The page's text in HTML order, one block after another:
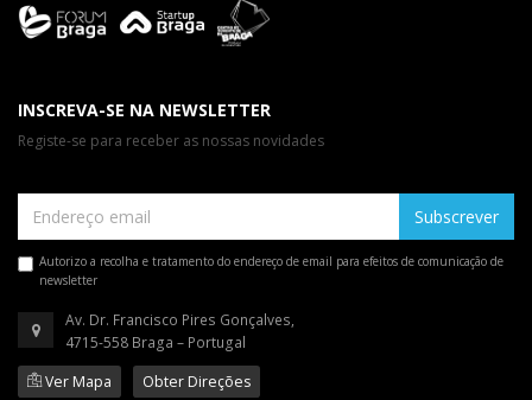
INSCREVA-SE NA NEWSLETTER
Registe-se para receber as nossas novidades
Subscrever
Autorizo a recolha e tratamento do endereço de email para efeitos de comunicação de
newsletter
Av. Dr. Francisco Pires Gonçalves,
4715-558 Braga – Portugal
Ver Mapa
Obter Direções